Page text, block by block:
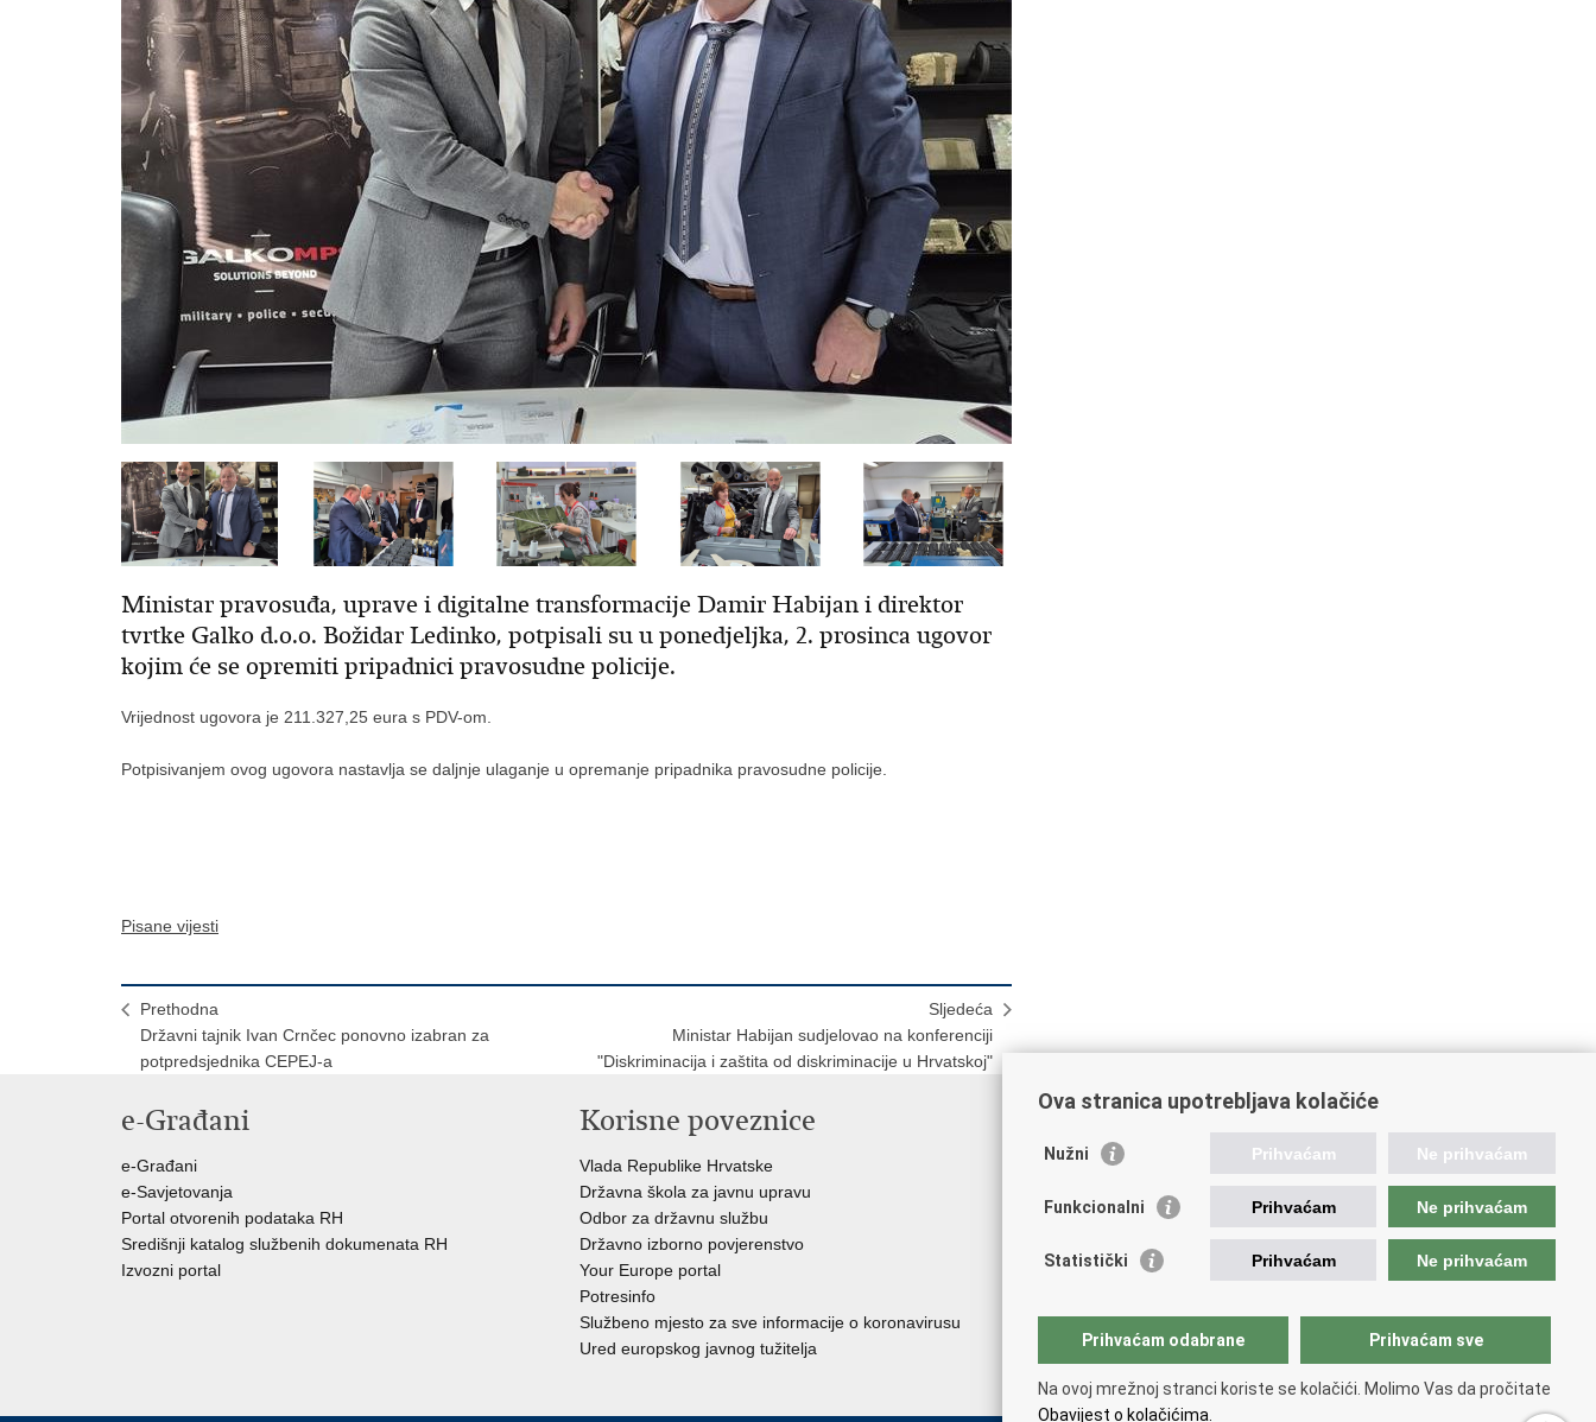
Ministar pravosuđa, uprave i digitalne transformacije Damir Habijan i direktor
tvrtke Galko d.o.o. Božidar Ledinko, potpisali su u ponedjeljka, 2. prosinca ugovor
kojim će se opremiti pripadnici pravosudne policije.
Vrijednost ugovora je 211.327,25 eura s PDV-om.
Potpisivanjem ovog ugovora nastavlja se daljnje ulaganje u opremanje pripadnika pravosudne policije.
Pisane vijesti
Prethodna
Državni tajnik Ivan Crnčec ponovno izabran za
potpredsjednika CEPEJ-a
Sljedeća
Ministar Habijan sudjelovao na konferenciji
"Diskriminacija i zaštita od diskriminacije u Hrvatskoj"
e-Građani
e-Građani
e-Savjetovanja
Portal otvorenih podataka RH
Središnji katalog službenih dokumenata RH
Izvozni portal
Korisne poveznice
Vlada Republike Hrvatske
Državna škola za javnu upravu
Odbor za državnu službu
Državno izborno povjerenstvo
Your Europe portal
Potresinfo
Službeno mjesto za sve informacije o koronavirusu
Ured europskog javnog tužitelja
Poveznice pravosudnog sustava
Portal sudova
Državno odvjetništvo
Ured za suzbijanje korupcije i organiziranog kriminaliteta
Državnoodvjetničko vijeće
Hrvatska odvjetnička komora
Hrvatska javnobilježnička komora
Ova stranica upotrebljava kolačiće
Nužni Prihvaćam Ne prihvaćam
Funkcionalni Prihvaćam Ne prihvaćam
Statistički Prihvaćam Ne prihvaćam
Prihvaćam odabrane Prihvaćam sve
Na ovoj mrežnoj stranci koriste se kolačići. Molimo Vas da pročitate
Obavijest o kolačićima.